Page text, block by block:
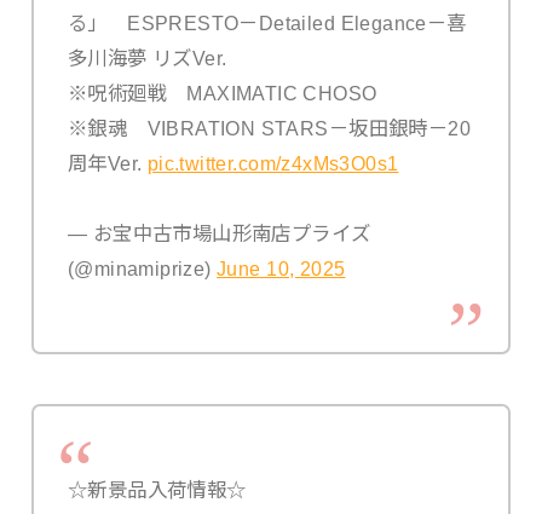
る」 ESPRESTO－Detailed Elegance－喜
多川海夢 リズVer.
※呪術廻戦 MAXIMATIC CHOSO
※銀魂 VIBRATION STARS－坂田銀時－20
周年Ver. pic.twitter.com/z4xMs3O0s1
— お宝中古市場山形南店プライズ
(@minamiprize)June 10, 2025
☆新景品入荷情報☆